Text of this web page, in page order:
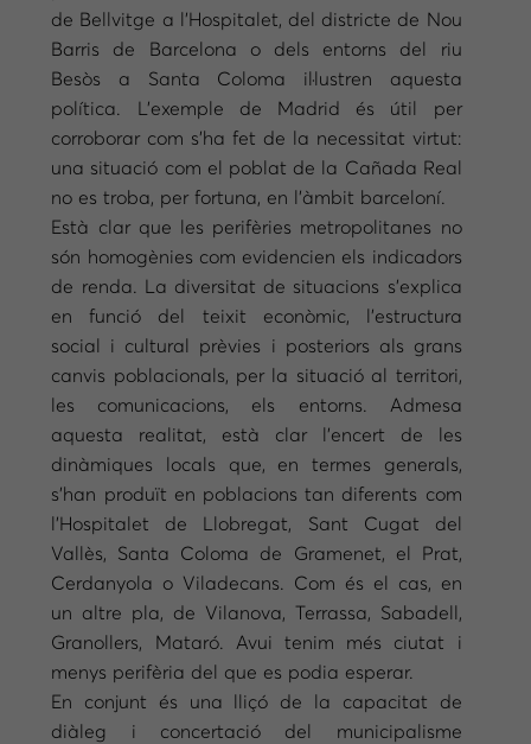
de Bellvitge a l’Hospitalet, del districte de Nou
Barris de Barcelona o dels entorns del riu
Besòs a Santa Coloma il·lustren aquesta
política. L’exemple de Madrid és útil per
corroborar com s’ha fet de la necessitat virtut:
una situació com el poblat de la Cañada Real
no es troba, per fortuna, en l’àmbit barceloní.
Està clar que les perifèries metropolitanes no
són homogènies com evidencien els indicadors
de renda. La diversitat de situacions s’explica
en funció del teixit econòmic, l’estructura
social i cultural prèvies i posteriors als grans
canvis poblacionals, per la situació al territori,
les comunicacions, els entorns. Admesa
aquesta realitat, està clar l’encert de les
dinàmiques locals que, en termes generals,
s’han produït en poblacions tan diferents com
l’Hospitalet de Llobregat, Sant Cugat del
Vallès, Santa Coloma de Gramenet, el Prat,
Cerdanyola o Viladecans. Com és el cas, en
un altre pla, de Vilanova, Terrassa, Sabadell,
Granollers, Mataró. Avui tenim més ciutat i
menys perifèria del que es podia esperar.
En conjunt és una lliçó de la capacitat de
diàleg i concertació del municipalisme